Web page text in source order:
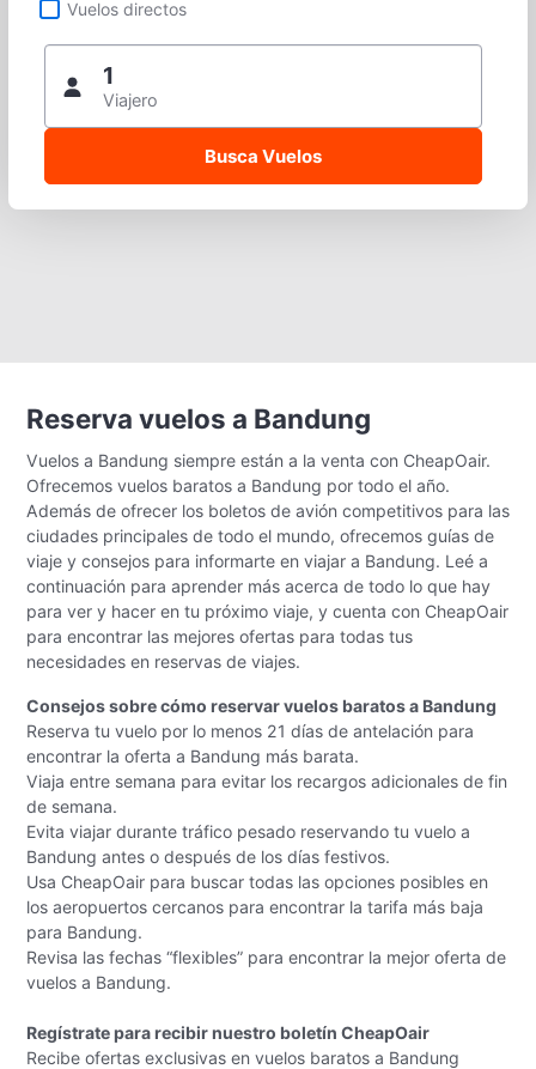
Vuelos directos
1
Viajero
Reserva vuelos a Bandung
Vuelos a Bandung siempre están a la venta con CheapOair.
Ofrecemos vuelos baratos a Bandung por todo el año.
Además de ofrecer los boletos de avión competitivos para las
ciudades principales de todo el mundo, ofrecemos guías de
viaje y consejos para informarte en viajar a Bandung. Leé a
continuación para aprender más acerca de todo lo que hay
para ver y hacer en tu próximo viaje, y cuenta con CheapOair
para encontrar las mejores ofertas para todas tus
necesidades en reservas de viajes.
Consejos sobre cómo reservar vuelos baratos a Bandung
Reserva tu vuelo por lo menos 21 días de antelación para
encontrar la oferta a Bandung más barata.
Viaja entre semana para evitar los recargos adicionales de fin
de semana.
Evita viajar durante tráfico pesado reservando tu vuelo a
Bandung antes o después de los días festivos.
Usa CheapOair para buscar todas las opciones posibles en
los aeropuertos cercanos para encontrar la tarifa más baja
para Bandung.
Revisa las fechas “flexibles” para encontrar la mejor oferta de
vuelos a Bandung.
Regístrate para recibir nuestro boletín CheapOair
Recibe ofertas exclusivas en vuelos baratos a Bandung